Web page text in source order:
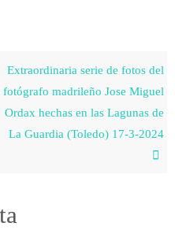
Extraordinaria serie de fotos del
fotógrafo madrileño Jose Miguel
Ordax hechas en las Lagunas de
La Guardia (Toledo) 17-3-2024